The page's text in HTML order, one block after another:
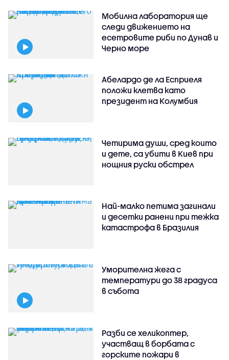
Мобилна лаборатория ще
следи движението на
есетровите риби по Дунав и
Черно море
Абелардо де ла Есприеля
положи клетва като
президент на Колумбия
Четирима души, сред които
и дете, са убити в Киев при
нощния руски обстрел
Най-малко петима загинали
и десетки ранени при тежка
катастрофа в Бразилия
Уморителна жега с
температури до 38 градуса
в събота
Разби се хеликоптер,
участващ в борбата с
горските пожари в